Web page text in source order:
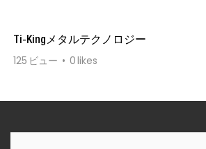
Ti-Kingメタルテクノロジー
125 ビュー 0likes